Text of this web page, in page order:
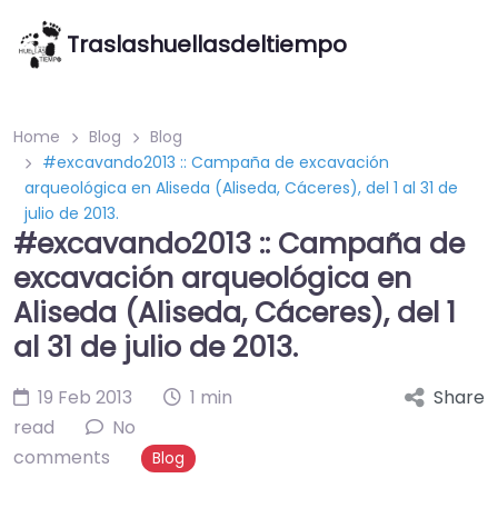
Traslashuellasdeltiempo
Home Blog
Blog
#excavando2013 :: Campaña de excavación
arqueológica en Aliseda (Aliseda, Cáceres), del 1 al 31 de
julio de 2013.
#excavando2013 :: Campaña de
excavación arqueológica en
Aliseda (Aliseda, Cáceres), del 1
al 31 de julio de 2013.
19 Feb 2013
1 min
read
No
comments
Blog
Share